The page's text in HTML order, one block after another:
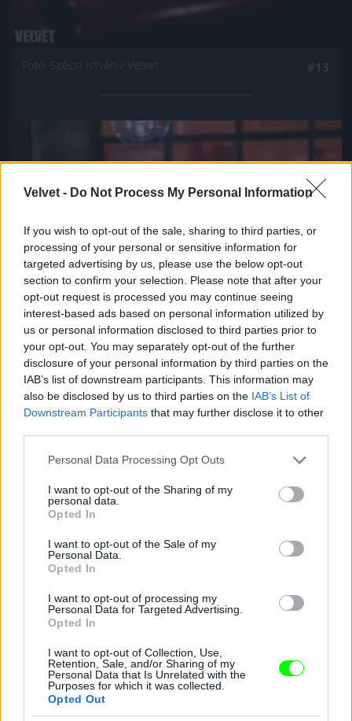
Velvet - Do Not Process My Personal Information
If you wish to opt-out of the sale, sharing to third parties, or
processing of your personal or sensitive information for
targeted advertising by us, please use the below opt-out
section to confirm your selection. Please note that after your
opt-out request is processed you may continue seeing
interest-based ads based on personal information utilized by
us or personal information disclosed to third parties prior to
your opt-out. You may separately opt-out of the further
disclosure of your personal information by third parties on the
IAB’s list of downstream participants. This information may
also be disclosed by us to third parties on the IAB’s List of
Downstream Participants that may further disclose it to other
Please note that this website/app uses one or more Google
not limited to your visit or usage behaviour. You may click to
grant or deny consent to Google and its third-party tags to
use your data for below specified purposes in below Google
consent section.
Personal Data Processing Opt Outs
I want to opt-out of the Sharing of my
personal data.
Opted In
I want to opt-out of the Sale of my
Personal Data.
Opted In
I want to opt-out of processing my
Personal Data for Targeted Advertising.
Opted In
I want to opt-out of Collection, Use,
Retention, Sale, and/or Sharing of my
Personal Data that Is Unrelated with the
Purposes for which it was collected.
Opted Out
Jön még kép!
Fotó: Szécsi István / Velvet #14
Jön még kép!